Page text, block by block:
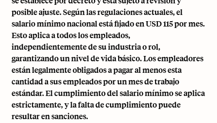
posible ajuste. Según las regulaciones actuales, el
salario mínimo nacional está fijado en USD 115 por mes.
Esto aplica a todos los empleados,
independientemente de su industria o rol,
garantizando un nivel de vida básico. Los empleadores
están legalmente obligados a pagar al menos esta
cantidad a sus empleados por un mes de trabajo
estándar. El cumplimiento del salario mínimo se aplica
estrictamente, y la falta de cumplimiento puede
resultar en sanciones.